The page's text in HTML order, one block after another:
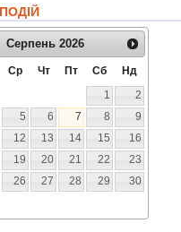
Серпень 2026
Ср Чт Пт Сб
Нд
1
2
5 6 7 8
9
12 13 14 15
16
19 20 21 22
23
26 27 28 29
30